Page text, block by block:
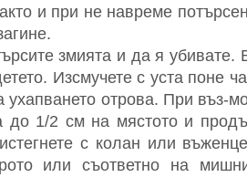
и при не навреме
змията и да я убивате.
Изсмучете с уста поне
отрова. При въз-
до 1/2 см на мястото и
с колан или
или съответно на